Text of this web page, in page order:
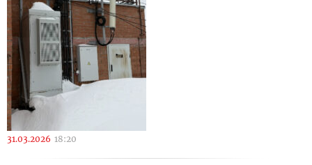
31.03.2026 18:20